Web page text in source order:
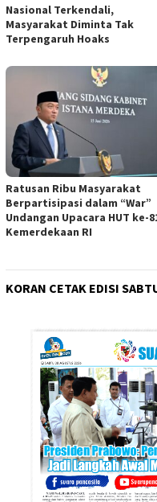
Nasional Terkendali,
Masyarakat Diminta Tak
Terpengaruh Hoaks
Ratusan Ribu Masyarakat
Berpartisipasi dalam “War”
Undangan Upacara HUT ke-
Kemerdekaan RI
KORAN CETAK EDISI